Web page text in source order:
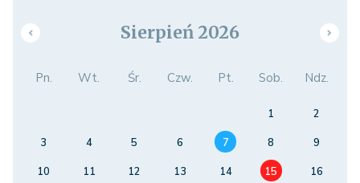
Sierpień 2026
Pn. Wt. Śr. Czw. Pt. Sob. Ndz.
1
2
3
4 5 6 7 8
9
10
11 12 13 14 15
16